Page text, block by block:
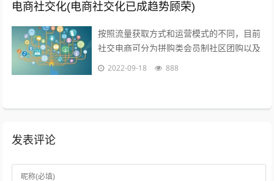
电商社交化(电商社交化已成趋势顾荣)
按照流量获取方式和运营模式的不同，目前
社交电商可分为拼购类会员制社区团购以及
内容类四种典型的商业模式拼购类以拼多多
2022-09-18 888
发表评论